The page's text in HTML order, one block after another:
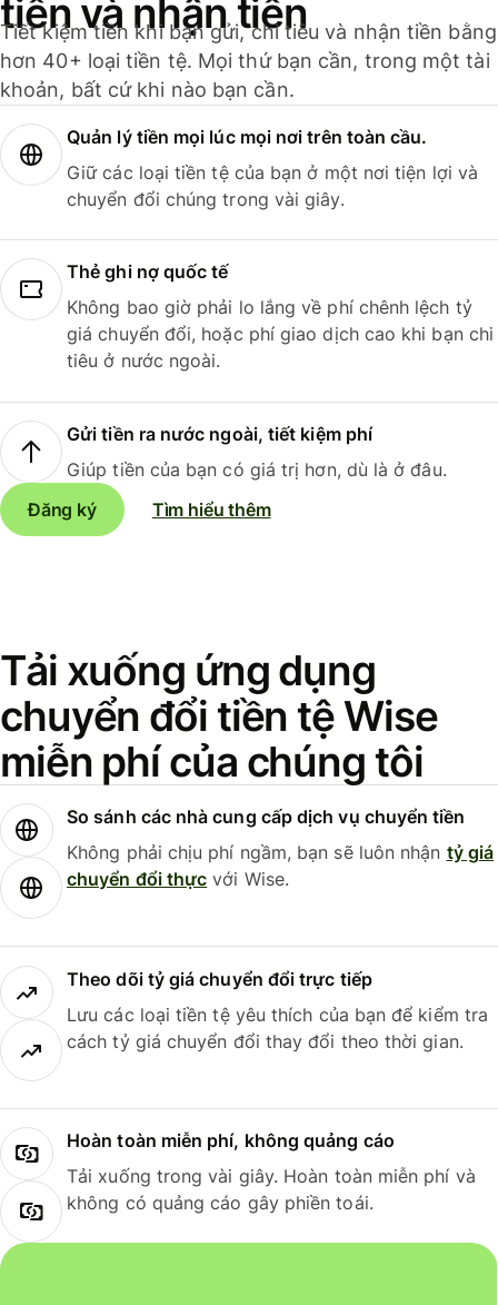
tiền và nhận tiền
Tiết kiệm tiền khi bạn gửi, chi tiêu và nhận tiền bằng
hơn 40+ loại tiền tệ. Mọi thứ bạn cần, trong một tài
khoản, bất cứ khi nào bạn cần.
Quản lý tiền mọi lúc mọi nơi trên toàn cầu.
Giữ các loại tiền tệ của bạn ở một nơi tiện lợi và
chuyển đổi chúng trong vài giây.
Thẻ ghi nợ quốc tế
Không bao giờ phải lo lắng về phí chênh lệch tỷ
giá chuyển đổi, hoặc phí giao dịch cao khi bạn chi
tiêu ở nước ngoài.
Gửi tiền ra nước ngoài, tiết kiệm phí
Giúp tiền của bạn có giá trị hơn, dù là ở đâu.
Đăng ký
Tìm hiểu thêm
Tải xuống ứng dụng
chuyển đổi tiền tệ Wise
miễn phí của chúng tôi
So sánh các nhà cung cấp dịch vụ chuyển tiền
Không phải chịu phí ngầm, bạn sẽ luôn nhận tỷ giá
chuyển đổi thực với Wise.
Theo dõi tỷ giá chuyển đổi trực tiếp
Lưu các loại tiền tệ yêu thích của bạn để kiểm tra
cách tỷ giá chuyển đổi thay đổi theo thời gian.
Hoàn toàn miễn phí, không quảng cáo
Tải xuống trong vài giây. Hoàn toàn miễn phí và
không có quảng cáo gây phiền toái.